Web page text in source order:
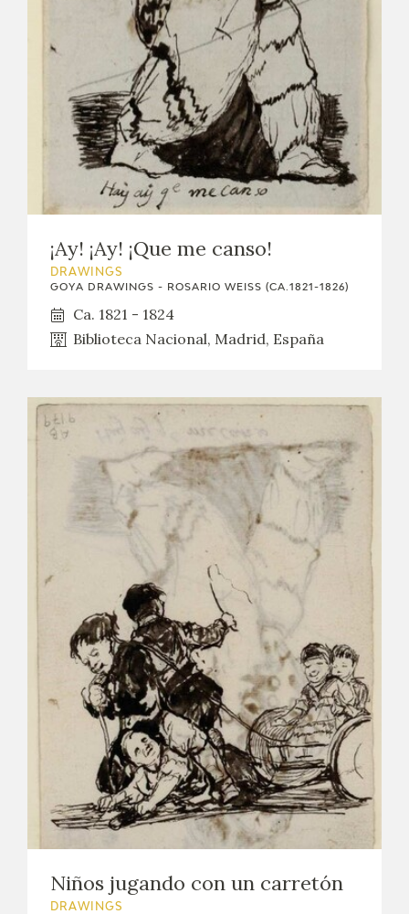
¡Ay! ¡Ay! ¡Que me canso!
DRAWINGS
GOYA DRAWINGS - ROSARIO WEISS (CA.1821-1826)
Ca. 1821 - 1824
Biblioteca Nacional, Madrid, España
Niños jugando con un carretón
DRAWINGS